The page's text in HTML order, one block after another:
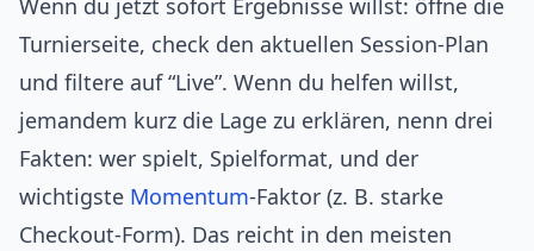
Wenn du jetzt sofort Ergebnisse willst: öffne die
Turnierseite, check den aktuellen Session‑Plan
und filtere auf “Live”. Wenn du helfen willst,
jemandem kurz die Lage zu erklären, nenn drei
Fakten: wer spielt, Spielformat, und der
wichtigste Momentum‑Faktor (z. B. starke
Checkout‑Form). Das reicht in den meisten